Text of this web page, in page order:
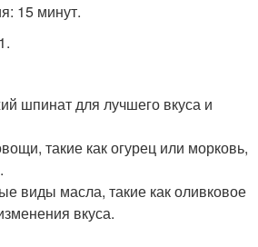
15 минут.
шпинат для лучшего вкуса и
такие как огурец или морковь,
виды масла, такие как оливковое
вкуса.